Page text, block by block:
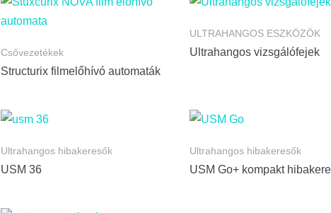
Csővezetékek
Structurix filmelőhívó automaták
ULTRAHANGOS ESZKÖZÖK
Ultrahangos vizsgálófejek
Ultrahangos hibakeresők
USM 36
Ultrahangos hibakeresők
USM Go+ kompakt